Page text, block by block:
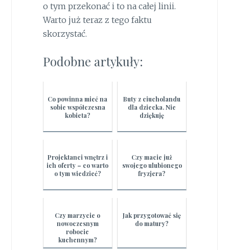
o tym przekonać i to na całej linii.
Warto już teraz z tego faktu
skorzystać.
Podobne artykuły:
Co powinna mieć na
sobie współczesna
kobieta?
Buty z ciucholandu
dla dziecka. Nie
dziękuję
Projektanci wnętrz i
ich oferty – co warto
o tym wiedzieć?
Czy macie już
swojego ulubionego
fryzjera?
Czy marzycie o
nowoczesnym
robocie
kuchennym?
Jak przygotować się
do matury?